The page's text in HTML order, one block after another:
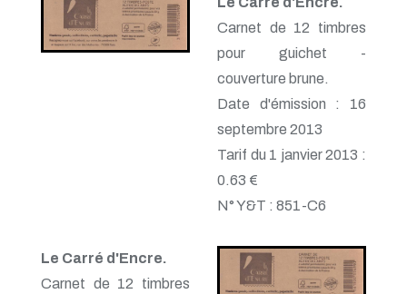
Carnet de 12 timbres
pour guichet -
couverture brune.
Date d'émission : 16
septembre 2013
Tarif du 1 janvier 2013 :
0.63 €
N° Y&T : 851-C6
Le Carré d'Encre.
Carnet de 12 timbres